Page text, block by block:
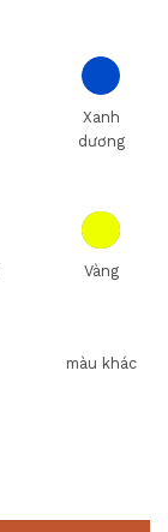
Xanh
dương
Vàng
màu khác